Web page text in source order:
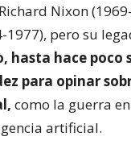
Nixon
1977), pero su
hasta hace poco
para opinar
como la guerra
artificial.